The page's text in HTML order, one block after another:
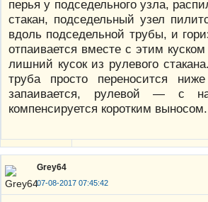
перья у подседельного узла,
стакан, подседельный узел
вдоль подседельной трубы, и
отпаивается вместе с этим
лишний кусок из рулевого
труба просто переносится
запаивается, рулевой — с
компенсируется коротким выносом.
Grey64
07-08-2017 07:45:42